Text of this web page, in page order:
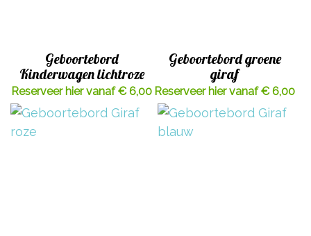
Geboortebord
Kinderwagen lichtroze
Reserveer hier vanaf € 6,00
Geboortebord groene
giraf
Reserveer hier vanaf € 6,00